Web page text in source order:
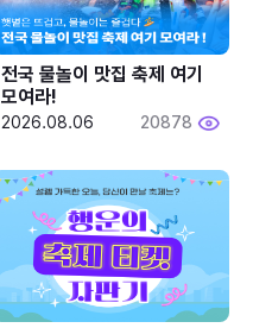
전국 물놀이 맛집 축제 여기
모여라!
2026.08.06 20878